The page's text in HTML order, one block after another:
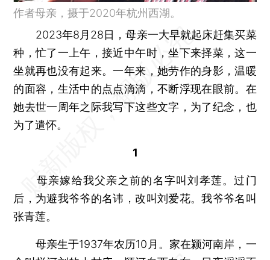
作者母亲，摄于2020年杭州西湖。
2023年8月28日，母亲一大早就起床赶集买菜
种，忙了一上午，接近中午时，坐下来择菜，这一
坐就再也没有起来。一年来，她劳作的身影，温暖
的面容，生活中的点点滴滴，不断浮现在眼前。在
她去世一周年之际我写下这些文字，为了纪念，也
为了遣怀。
1
母亲嫁给我父亲之前的名字叫刘孝莲。过门
后，为避我爷爷的名讳，改叫刘爱花。我爷爷名叫
张青莲。
母亲生于1937年农历10月。家在颍河南岸，一